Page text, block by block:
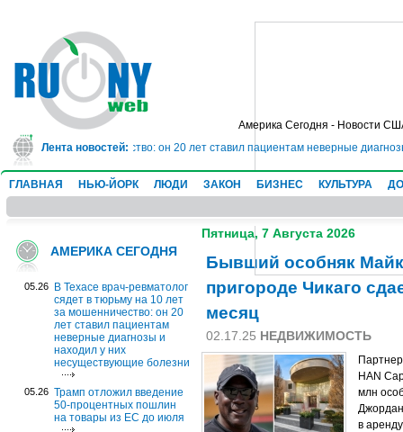
Америка Сегодня - Новости
Лента новостей:
за мошенничество: он 20 лет ставил пациентам неверные диагнозы и
ГЛАВНАЯ НЬЮ-ЙОРК ЛЮДИ ЗАКОН БИЗНЕС КУЛЬТУРА
АМЕРИКА СЕГОДНЯ
05.26
В Техасе врач-ревматолог
сядет в тюрьму на 10 лет
за мошенничество: он 20
лет ставил пациентам
неверные диагнозы и
находил у них
несуществующие болезни
05.26 Трамп отложил введение
50-процентных пошлин
на товары из ЕС до июля
Пятница, 7 Августа 2026
Бывший особняк
пригороде Чикаго
месяц
02.17.25 НЕДВИЖИМОСТЬ
HAN
млн
в